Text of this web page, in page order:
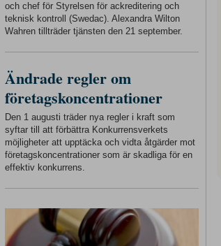
och chef för Styrelsen för ackreditering och
teknisk kontroll (Swedac). Alexandra Wilton
Wahren tillträder tjänsten den 21 september.
Ändrade regler om
företagskoncentrationer
Den 1 augusti träder nya regler i kraft som
syftar till att förbättra Konkurrensverkets
möjligheter att upptäcka och vidta åtgärder mot
företagskoncentrationer som är skadliga för en
effektiv konkurrens.